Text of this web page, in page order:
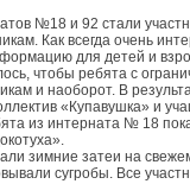
№18 и 92 стали
Как всегда очень
для детей и
чтобы ребята с
и наоборот. В
«Купавушка» и
из интерната № 18
зимние затеи на
сугробы. Все